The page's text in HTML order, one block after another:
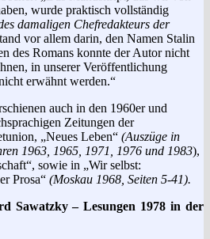
wurde praktisch vollständig
damaligen Chefredakteurs der
vor allem darin, den Namen Stalin
des Romans konnte der Autor nicht
in unserer Veröffentlichung
erwähnt werden.“
auch in den 1960er und
Zeitungen der
„Neues Leben“ (Auszüge in
1963, 1965, 1971, 1976 und 1983),
sowie in „Wir selbst:
Prosa“ (Moskau 1968, Seiten 5-41).
Sawatzky – Lesungen 1978 in der